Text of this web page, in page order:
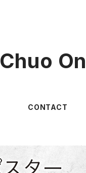
Chuo
CONTACT